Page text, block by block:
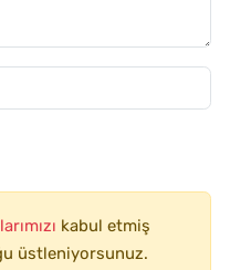
kabul etmiş
üstleniyorsunuz.